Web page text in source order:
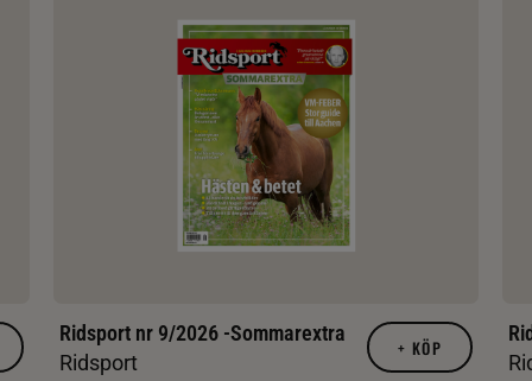
Ridsport nr 9/2026 -Sommarextra
Ridsport
+ KÖP